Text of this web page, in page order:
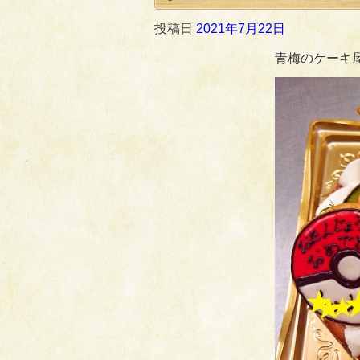
投稿日 2021年7月22日
青梅のケーキ